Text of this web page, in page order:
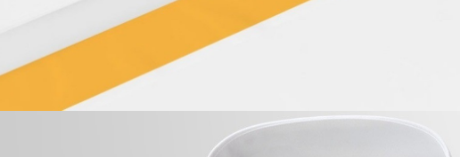
SOBRE NÓS